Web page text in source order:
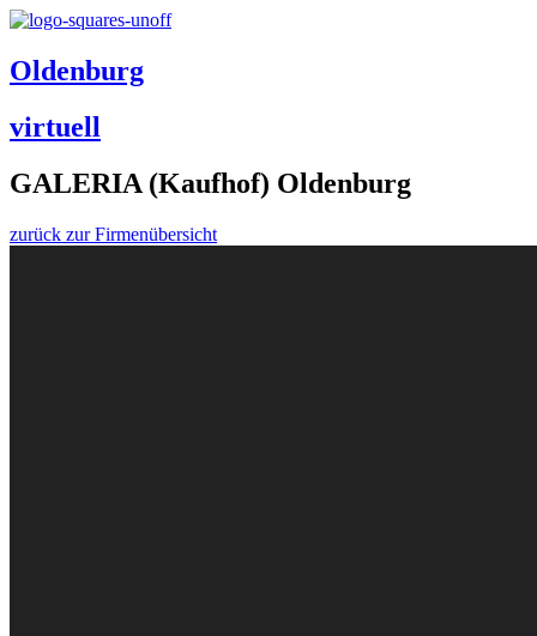
Oldenburg
virtuell
GALERIA (Kaufhof) Oldenburg
zurück zur Firmenübersicht